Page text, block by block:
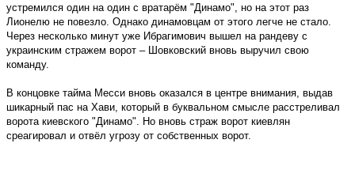
устремился один на один с вратарём "Динамо", но на этот раз
Лионелю не повезло. Однако динамовцам от этого легче не стало.
Через несколько минут уже Ибрагимович вышел на рандеву с
украинским стражем ворот – Шовковский вновь выручил свою
команду.
В концовке тайма Месси вновь оказался в центре внимания, выдав
шикарный пас на Хави, который в буквальном смысле расстреливал
ворота киевского "Динамо". Но вновь страж ворот киевлян
среагировал и отвёл угрозу от собственных ворот.